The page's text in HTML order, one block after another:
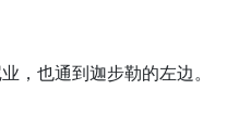
，也通到迦步勒的左边。